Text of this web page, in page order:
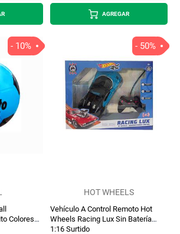
AGREGAR
Colores
- 10%
HOT WHEELS
Vehículo A Control Remoto Hot
Wheels Racing Lux Sin Batería
1:16 Surtido
- 50%